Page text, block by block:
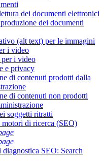
dei documenti elettronici
dei documenti
(alt text) per le immagini
i video
i video
e privacy
di contenuti prodotti dalla
di contenuti non prodotti
soggetti ritratti
di ricerca (SEO)
SEO: Search